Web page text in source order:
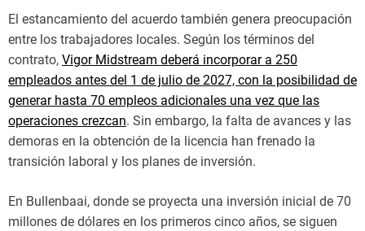
El estancamiento del acuerdo también genera preocupación
entre los trabajadores locales. Según los términos del
contrato, Vigor Midstream deberá incorporar a 250
empleados antes del 1 de julio de 2027, con la posibilidad de
generar hasta 70 empleos adicionales una vez que las
operaciones crezcan. Sin embargo, la falta de avances y las
demoras en la obtención de la licencia han frenado la
transición laboral y los planes de inversión.
En Bullenbaai, donde se proyecta una inversión inicial de 70
millones de dólares en los primeros cinco años, se siguen